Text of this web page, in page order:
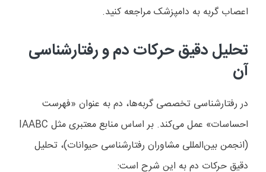
اعصاب گربه به دامپزشک مراجعه کنید.
تحلیل دقیق حرکات دم و رفتارشناسی
آن
در رفتارشناسی تخصصی گربه‌ها، دم به عنوان «فهرست
احساسات» عمل می‌کند. بر اساس منابع معتبری مثل IAABC
(انجمن بین‌المللی مشاوران رفتارشناسی حیوانات)، تحلیل
دقیق حرکات دم به این شرح است: